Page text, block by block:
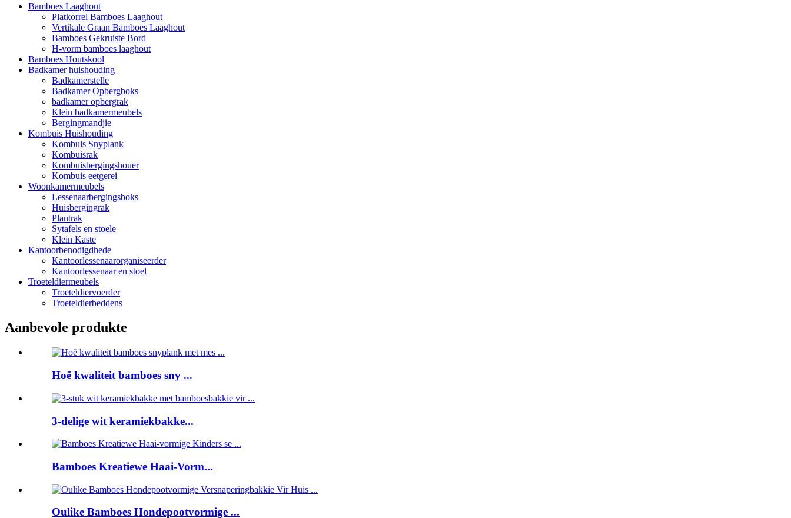
Bamboes Laaghout
Platkorrel Bamboes Laaghout
Vertikale Graan Bamboes Laaghout
Bamboes Gekruiste Bord
H-vorm bamboes laaghout
Bamboes Houtskool
Badkamer huishouding
Badkamerstelle
Badkamer Opbergboks
badkamer opbergrak
Klein badkamermeubels
Bergingmandjie
Kombuis Huishouding
Kombuis Snyplank
Kombuisrak
Kombuisbergingshouer
Kombuis eetgerei
Woonkamermeubels
Lessenaarbergingsboks
Huisbergingrak
Plantrak
Sytafels en stoele
Klein Kaste
Kantoorbenodigdhede
Kantoorlessenaarorganiseerder
Kantoorlessenaar en stoel
Troeteldiermeubels
Troeteldiervoerder
Troeteldierbeddens
Aanbevole produkte
Hoë kwaliteit bamboes sny ...
3-delige wit keramiekbakke...
Bamboes Kreatiewe Haai-Vorm...
Oulike Bamboes Hondepootvormige ...